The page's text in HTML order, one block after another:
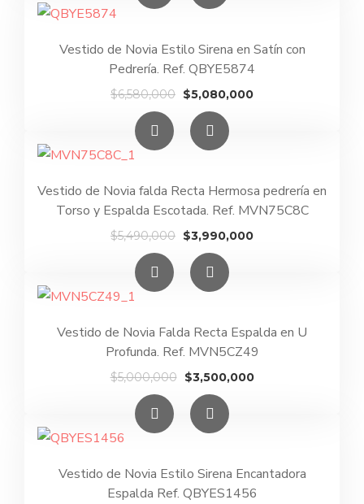
era:
Vestido de Novia Estilo Sirena en Satín con
Pedrería. Ref. QBYE5874
$6,580,000 El
precio
original
era:
$5,080,000El
Vestido de Novia falda Recta Hermosa pedrería en
Torso y Espalda Escotada. Ref. MVN75C8C
$5,490,000 El
precio
original
era:
$3,990,000El
Vestido de Novia Falda Recta Espalda en U
Profunda. Ref. MVN5CZ49
$5,000,000 El
precio
original
era:
$3,500,000El
Vestido de Novia Estilo Sirena Encantadora
Espalda Ref. QBYES1456